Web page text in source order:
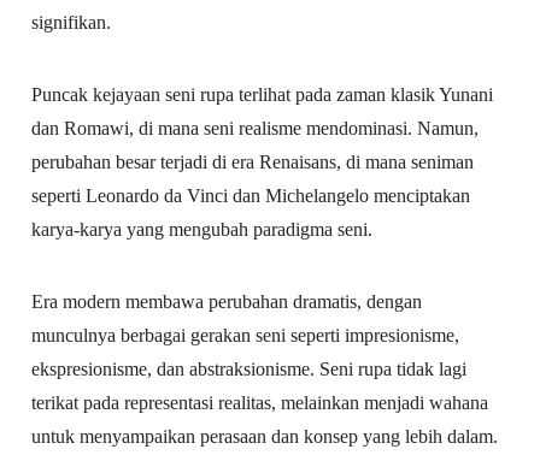
signifikan.
Puncak kejayaan seni rupa terlihat pada zaman klasik Yunani
dan Romawi, di mana seni realisme mendominasi. Namun,
perubahan besar terjadi di era Renaisans, di mana seniman
seperti Leonardo da Vinci dan Michelangelo menciptakan
karya-karya yang mengubah paradigma seni.
Era modern membawa perubahan dramatis, dengan
munculnya berbagai gerakan seni seperti impresionisme,
ekspresionisme, dan abstraksionisme. Seni rupa tidak lagi
terikat pada representasi realitas, melainkan menjadi wahana
untuk menyampaikan perasaan dan konsep yang lebih dalam.